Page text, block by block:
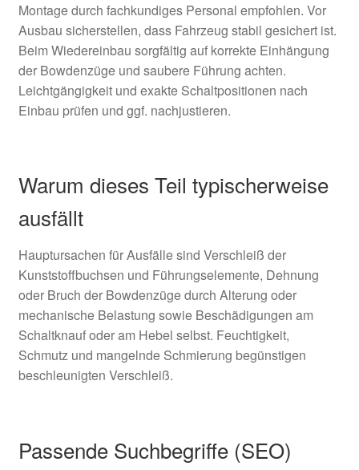
Montage durch fachkundiges Personal empfohlen. Vor
Ausbau sicherstellen, dass Fahrzeug stabil gesichert ist.
Beim Wiedereinbau sorgfältig auf korrekte Einhängung
der Bowdenzüge und saubere Führung achten.
Leichtgängigkeit und exakte Schaltpositionen nach
Einbau prüfen und ggf. nachjustieren.
Warum dieses Teil typischerweise
ausfällt
Hauptursachen für Ausfälle sind Verschleiß der
Kunststoffbuchsen und Führungselemente, Dehnung
oder Bruch der Bowdenzüge durch Alterung oder
mechanische Belastung sowie Beschädigungen am
Schaltknauf oder am Hebel selbst. Feuchtigkeit,
Schmutz und mangelnde Schmierung begünstigen
beschleunigten Verschleiß.
Passende Suchbegriffe (SEO)